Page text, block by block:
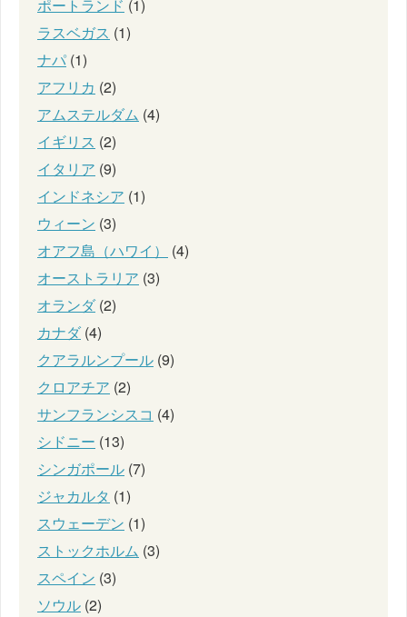
ポートランド (1)
ラスベガス (1)
ナパ (1)
アフリカ (2)
アムステルダム (4)
イギリス (2)
イタリア (9)
インドネシア (1)
ウィーン (3)
オアフ島（ハワイ）
(4)
オーストラリア (3)
オランダ(2)
カナダ(4)
クアラルンプール (9)
クロアチア (2)
サンフランシスコ (4)
シドニー (13)
シンガポール (7)
ジャカルタ (1)
スウェーデン (1)
ストックホルム (3)
スペイン (3)
ソウル (2)